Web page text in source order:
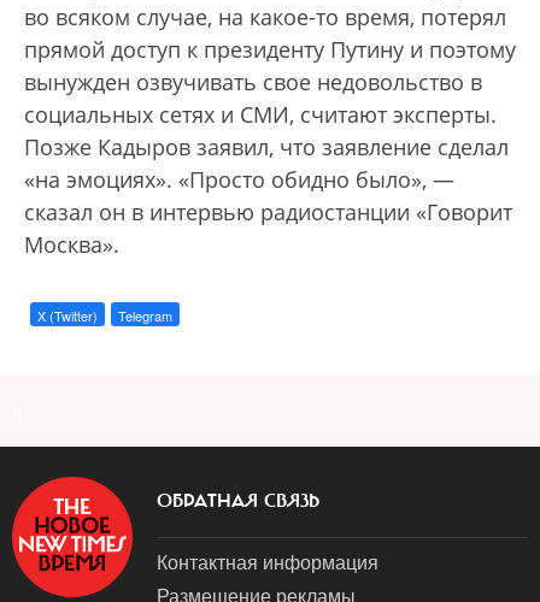
во всяком случае, на какое-то время, потерял
прямой доступ к президенту Путину и поэтому
вынужден озвучивать свое недовольство в
социальных сетях и СМИ, считают эксперты.
Позже Кадыров заявил, что заявление сделал
«на эмоциях». «Просто обидно было», —
сказал он в интервью радиостанции «Говорит
Москва».
X (Twitter) Telegram
ОБРАТНАЯ СВЯЗЬ
Контактная информация
Размещение рекламы